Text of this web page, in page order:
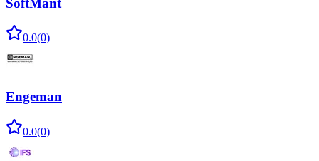
0.0(0)
Engeman
0.0(0)